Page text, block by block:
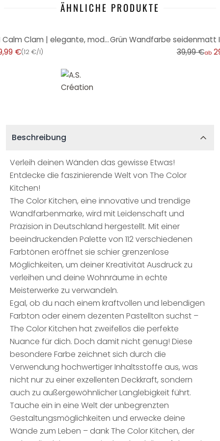
ÄHNLICHE PRODUKTE
Grau Wandfarbe seidenmatt I Calm Clam | elegante, moderne Atmosphäre schaffend | THE COLOR KITCHEN
€(12 €/l) 39,99 €ab
Beschreibung
Verleih deinen Wänden das gewisse Etwas!
Entdecke die faszinierende Welt von The Color
Kitchen!
The Color Kitchen, eine innovative und trendige
Wandfarbenmarke, wird mit Leidenschaft und
Präzision in Deutschland hergestellt. Mit einer
beeindruckenden Palette von 112 verschiedenen
Farbtönen eröffnet sie schier grenzenlose
Möglichkeiten, um deiner Kreativität Ausdruck zu
verleihen und deine Wohnräume in echte
Meisterwerke zu verwandeln.
Egal, ob du nach einem kraftvollen und lebendigen
Farbton oder einem dezenten Pastellton suchst –
The Color Kitchen hat zweifellos die perfekte
Nuance für dich. Doch damit nicht genug! Diese
besondere Farbe zeichnet sich durch die
Verwendung hochwertiger Inhaltsstoffe aus, was
nicht nur zu einer exzellenten Deckkraft, sondern
auch zu außergewöhnlicher Langlebigkeit führt.
Tauche ein in eine Welt der unbegrenzten
Gestaltungsmöglichkeiten und erwecke deine
Wände zum Leben – dank The Color Kitchen, der